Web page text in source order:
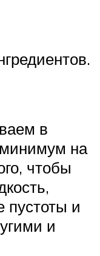
в
на
чтобы
пустоты и
и